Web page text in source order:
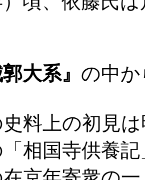
大系』 の中
料上の初見
「相国寺供養